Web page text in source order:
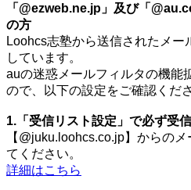
「@ezweb.ne.jp」及び「
の方
Loohcs志塾から送信されたメー
しています。
auの迷惑メールフィルタの機能
ので、以下の設定をご確認くださ
1.「受信リスト設定」で必ず受
【@juku.loohcs.co.jp】からの
てください。
詳細はこちら